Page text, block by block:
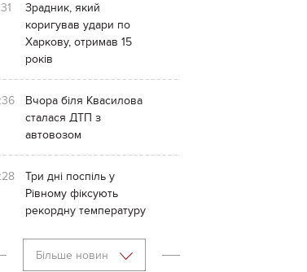
Зрадник, який
коригував удари по
Харкову, отримав 15
років
Вчора біля Квасилова
сталася ДТП з
автовозом
Три дні поспіль у
Рівному фіксують
рекордну температуру
Більше новин